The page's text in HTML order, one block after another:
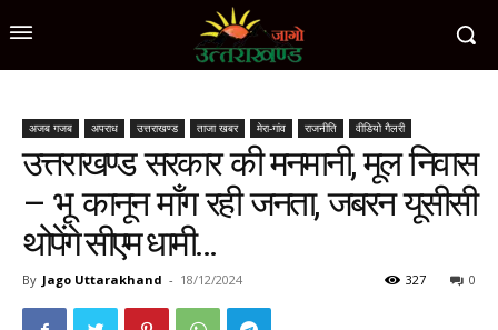
अजब गजब अपराध उत्तराखण्ड ताजा खबर मेरा-गांव राजनीति वीडियो गैलरी
उत्तराखण्ड सरकार की मनमानी, मूल निवास
– भू कानून माँग रही जनता, जबरन यूसीसी
थोपेंगे सीएम धामी…
By Jago Uttarakhand - 18/12/2024 0
327